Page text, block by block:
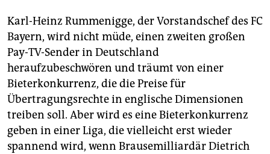
Karl-Heinz Rummenigge, der Vorstandschef des FC
Bayern, wird nicht müde, einen zweiten großen
Pay-TV-Sender in Deutschland
heraufzubeschwören und träumt von einer
Bieterkonkurrenz, die die Preise für
Übertragungsrechte in englische Dimensionen
treiben soll. Aber wird es eine Bieterkonkurrenz
geben in einer Liga, die vielleicht erst wieder
spannend wird, wenn Brausemilliardär Dietrich